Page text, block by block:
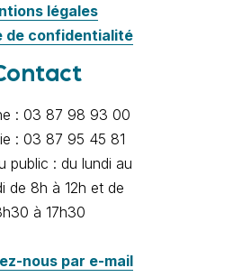
légales
de confidentialité
: 03 87 98 93 00
: 03 87 95 45 81
public : du lundi au
de 8h à 12h et de
à 17h30
nous par e-mail